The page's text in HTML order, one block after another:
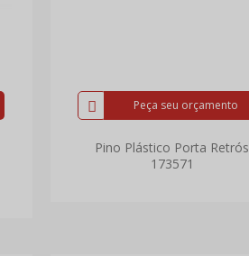
Peça seu orçamento
Pino Plástico Porta Retrós
173571